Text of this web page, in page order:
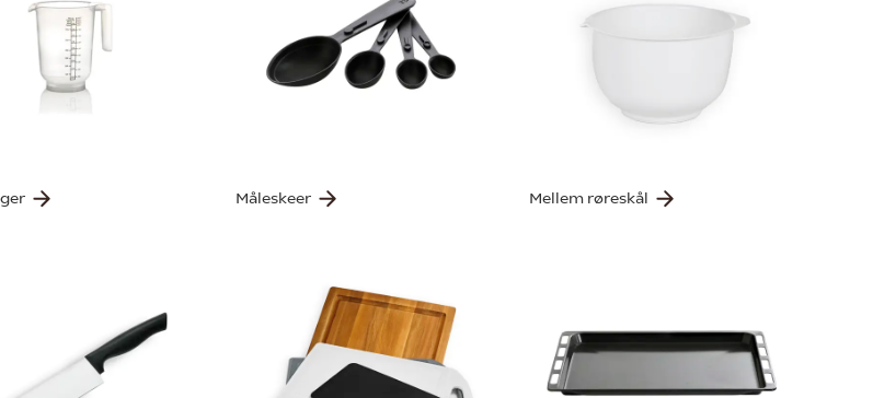
Måleskeer Mellem røreskål